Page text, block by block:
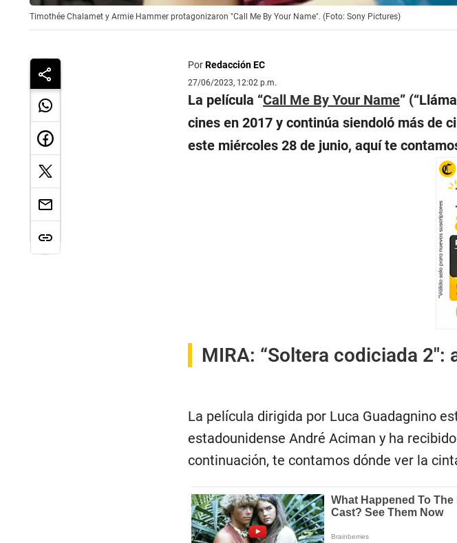
Timothée Chalamet y Armie Hammer protagonizaron "Call Me By Your Name". (Foto: Sony Pictures)
PorRedacción EC
27/06/2023, 12:02 p.m.
La película “Call Me By Your Name”
cines en 2017 y continúa siendoló más de
este miércoles 28 de junio, aquí te
MIRA: “Soltera codiciada
La película dirigida por Luca Guadagnino
estadounidense André Aciman y ha
continuación, te contamos dónde ver la